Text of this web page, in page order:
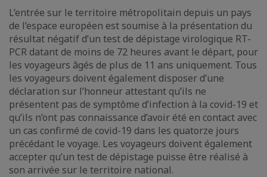
L’entrée sur le territoire métropolitain depuis un pays
de l’espace européen est soumise à la présentation du
résultat négatif d’un test de dépistage virologique RT-
PCR datant de moins de 72 heures avant le départ, pour
les voyageurs âgés de plus de 11 ans uniquement. Tous
les voyageurs doivent également disposer d’une
déclaration sur l’honneur attestant qu’ils ne
présentent pas de symptôme d’infection à la covid-19 et
qu’ils n’ont pas connaissance d’avoir été en contact avec
un cas confirmé de covid-19 dans les quatorze jours
précédant le voyage. Les voyageurs doivent également
accepter qu’un test de dépistage puisse être réalisé à
son arrivée sur le territoire national.